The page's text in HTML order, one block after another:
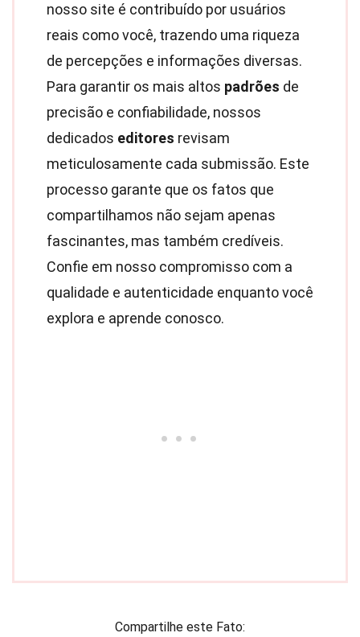
nosso site é contribuído por usuários
reais como você, trazendo uma riqueza
de percepções e informações diversas.
Para garantir os mais altos padrões de
precisão e confiabilidade, nossos
dedicados editores revisam
meticulosamente cada submissão. Este
processo garante que os fatos que
compartilhamos não sejam apenas
fascinantes, mas também credíveis.
Confie em nosso compromisso com a
qualidade e autenticidade enquanto você
explora e aprende conosco.
Compartilhe este Fato: